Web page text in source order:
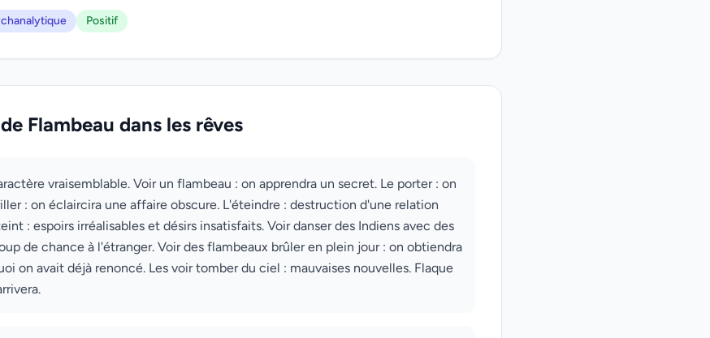
Positif
Flambeau dans les rêves
vraisemblable. Voir un flambeau : on apprendra un secret. Le porter : on
: on éclaircira une affaire obscure. L'éteindre : destruction d'une relation
: espoirs irréalisables et désirs insatisfaits. Voir danser des Indiens avec des
de chance à l'étranger. Voir des flambeaux brûler en plein jour : on obtiendra
on avait déjà renoncé. Les voir tomber du ciel : mauvaises nouvelles. Flaque